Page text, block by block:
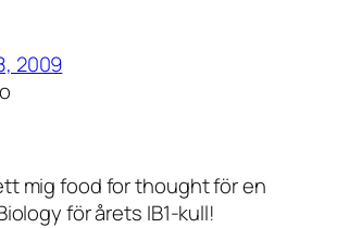
2009
mig food for thought för en
för årets IB1-kull!